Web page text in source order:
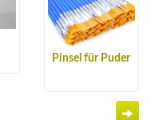
Pinsel für Puder